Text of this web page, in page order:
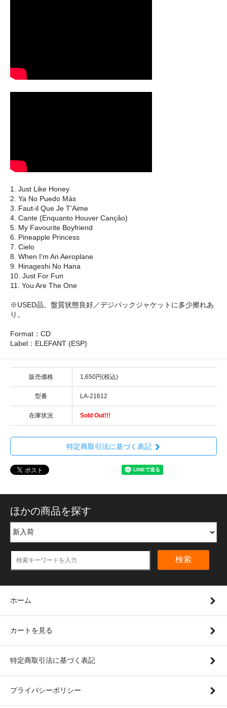
1. Just Like Honey
2. Ya No Puedo Más
3. Faut-il Que Je T'Aime
4. Cante (Enquanto Houver Cançâo)
5. My Favourite Boyfriend
6. Pineapple Princess
7. Cielo
8. When I'm An Aeroplane
9. Hinageshi No Hana
10. Just For Fun
11. You Are The One
※USED品。盤質状態良好／デジパックジャケットに多少擦れあ
り。
Format：CD
Label：ELEFANT (ESP)
販売価格 1,650円(税込)
型番 LA-21612
在庫状況 Sold Out!!!
特定商取引法に基づく表記
ほかの商品を探す
検索
ホーム
カートを見る
特定商取引法に基づく表記
プライバシーポリシー